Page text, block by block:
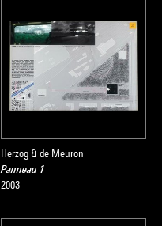
Herzog & de Meuron
Panneau 1
2003